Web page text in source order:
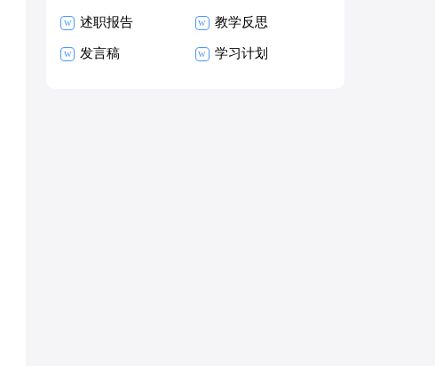
述职报告 教学反思
发言稿 学习计划